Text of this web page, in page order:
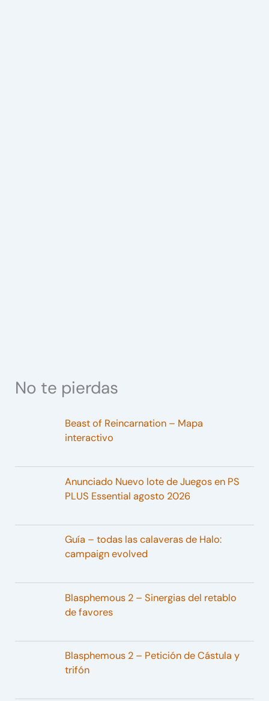
No te pierdas
Beast of Reincarnation – Mapa
interactivo
Anunciado Nuevo lote de Juegos en PS
PLUS Essential agosto 2026
Guía – todas las calaveras de Halo:
campaign evolved
Blasphemous 2 – Sinergias del retablo
de favores
Blasphemous 2 – Petición de Cástula y
trifón